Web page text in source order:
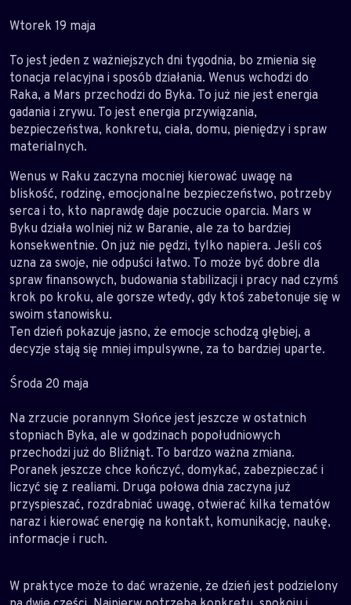
Wtorek 19 maja
To jest jeden z ważniejszych dni tygodnia, bo zmienia się
tonacja relacyjna i sposób działania. Wenus wchodzi do
Raka, a Mars przechodzi do Byka. To już nie jest energia
gadania i zrywu. To jest energia przywiązania,
bezpieczeństwa, konkretu, ciała, domu, pieniędzy i spraw
materialnych.
Wenus w Raku zaczyna mocniej kierować uwagę na
bliskość, rodzinę, emocjonalne bezpieczeństwo, potrzeby
serca i to, kto naprawdę daje poczucie oparcia. Mars w
Byku działa wolniej niż w Baranie, ale za to bardziej
konsekwentnie. On już nie pędzi, tylko napiera. Jeśli coś
uzna za swoje, nie odpuści łatwo. To może być dobre dla
spraw finansowych, budowania stabilizacji i pracy nad czymś
krok po kroku, ale gorsze wtedy, gdy ktoś zabetonuje się w
swoim stanowisku.
Ten dzień pokazuje jasno, że emocje schodzą głębiej, a
decyzje stają się mniej impulsywne, za to bardziej uparte.
Środa 20 maja
Na zrzucie porannym Słońce jest jeszcze w ostatnich
stopniach Byka, ale w godzinach popołudniowych
przechodzi już do Bliźniąt. To bardzo ważna zmiana.
Poranek jeszcze chce kończyć, domykać, zabezpieczać i
liczyć się z realiami. Druga połowa dnia zaczyna już
przyspieszać, rozdrabniać uwagę, otwierać kilka tematów
naraz i kierować energię na kontakt, komunikację, naukę,
informacje i ruch.
W praktyce może to dać wrażenie, że dzień jest podzielony